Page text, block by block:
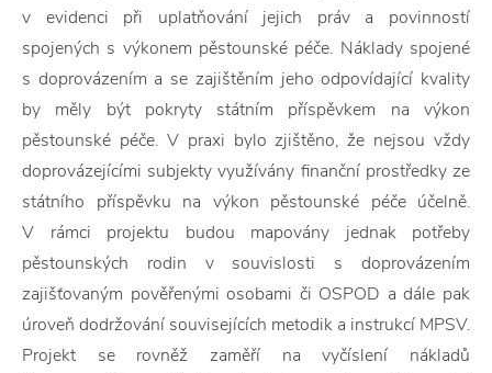
v evidenci při uplatňování jejich práv a povinností
spojených s výkonem pěstounské péče. Náklady spojené
s doprovázením a se zajištěním jeho odpovídající kvality
by měly být pokryty státním příspěvkem na výkon
pěstounské péče. V praxi bylo zjištěno, že nejsou vždy
doprovázejícími subjekty využívány finanční prostředky ze
státního příspěvku na výkon pěstounské péče účelně.
V rámci projektu budou mapovány jednak potřeby
pěstounských rodin v souvislosti s doprovázením
zajišťovaným pověřenými osobami či OSPOD a dále pak
úroveň dodržování souvisejících metodik a instrukcí MPSV.
Projekt se rovněž zaměří na vyčíslení nákladů